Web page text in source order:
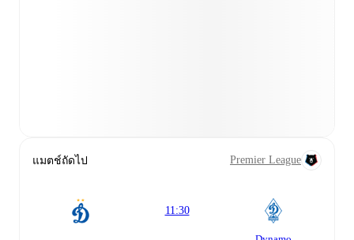
แมตช์ถัดไป Premier League
11:30